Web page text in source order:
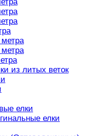
из литых веток
елки
елки